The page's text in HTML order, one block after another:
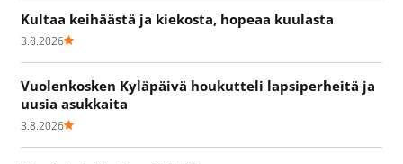
Kultaa keihäästä ja kiekosta, hopeaa kuulasta
3.8.2026
Vuolenkosken Kyläpäivä houkutteli lapsiperheitä ja
uusia asukkaita
3.8.2026